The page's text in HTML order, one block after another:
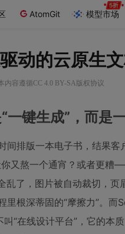
AtomGit 模型市场
动的云原生
内容遵循CC 4.0 BY-SA版权协议
一键生成”，而是
间排版一本电子书，结果
你又熬一个通宵？或者更
乱了，图片被自动裁切，
里根深蒂固的“摩擦力”。
“在线设计平台”，它的本